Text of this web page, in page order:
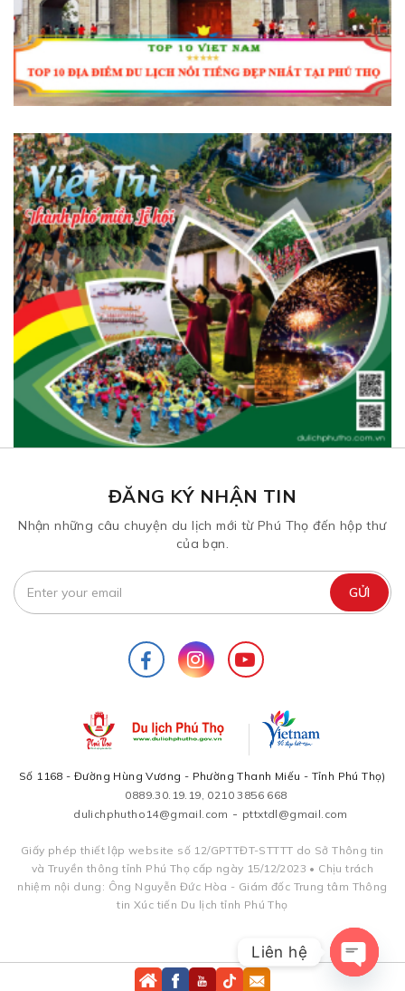
Số 1168 - Đường Hùng Vương - Phường Thanh Miếu - Tỉnh Phú Thọ)
0889.30.19.19, 0210 3856 668
dulichphutho14@gmail.com - pttxtdl@gmail.com
ĐĂNG KÝ NHẬN TIN
Nhận những câu chuyện du lịch mới từ Phú Thọ đến hộp thư
của bạn.
Giấy phép thiết lập website số 12/GPTTĐT-STTTT do Sở Thông tin
và Truyền thông tỉnh Phú Thọ cấp ngày 15/12/2023 • Chịu trách
nhiệm nội dung: Ông Nguyễn Đức Hòa - Giám đốc Trung tâm Thông
tin Xúc tiến Du lịch tỉnh Phú Thọ
13.242.322 38 Đang hoạt động
Liên hệ